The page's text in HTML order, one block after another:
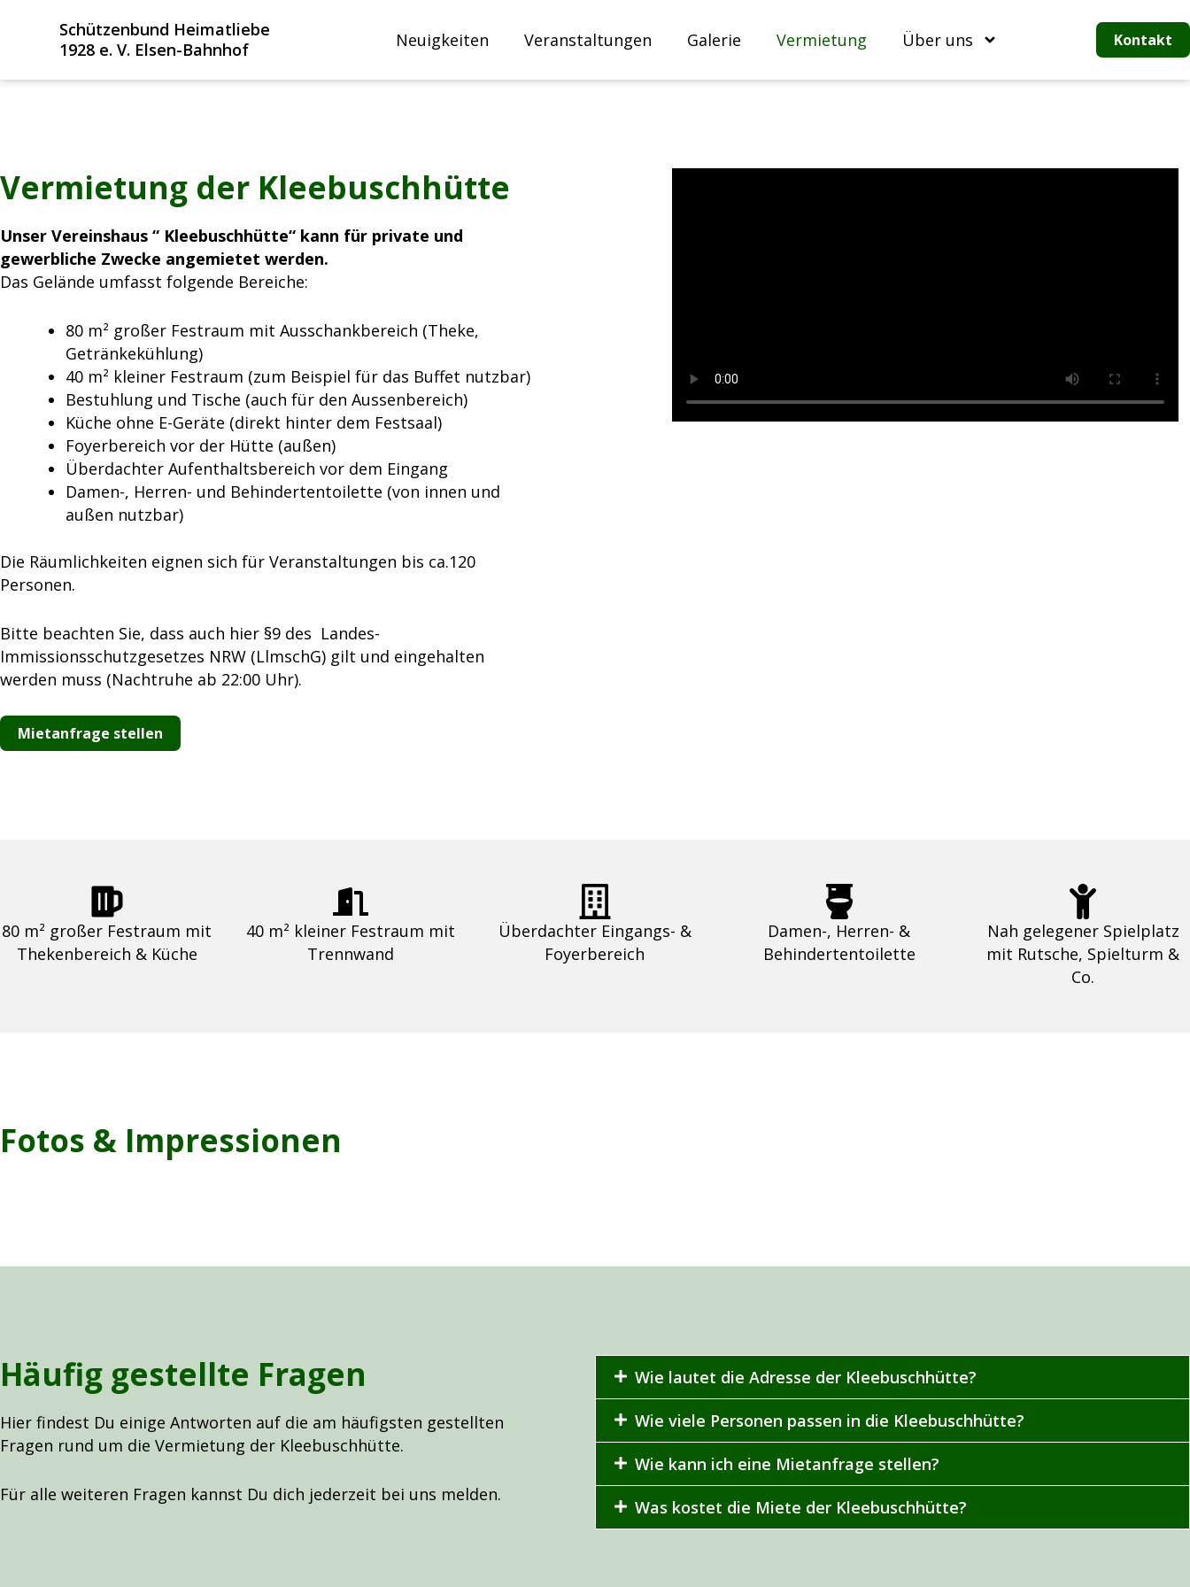
Schützenbund Heimatliebe
1928 e. V. Elsen-Bahnhof
Neuigkeiten Veranstaltungen Galerie Vermietung Über uns Kontakt
Vermietung der Kleebuschhütte
Unser Vereinshaus “ Kleebuschhütte“ kann für private und
gewerbliche Zwecke angemietet werden.
Das Gelände umfasst folgende Bereiche:
80 m² großer Festraum mit Ausschankbereich (Theke,
Getränkekühlung)
40 m² kleiner Festraum (zum Beispiel für das Buffet nutzbar)
Bestuhlung und Tische (auch für den Aussenbereich)
Küche ohne E-Geräte (direkt hinter dem Festsaal)
Foyerbereich vor der Hütte (außen)
Überdachter Aufenthaltsbereich vor dem Eingang
Damen-, Herren- und Behindertentoilette (von innen und
außen nutzbar)
Die Räumlichkeiten eignen sich für Veranstaltungen bis ca.120
Personen.
Bitte beachten Sie, dass auch hier §9 des Landes-
Immissionsschutzgesetzes NRW (LlmschG) gilt und eingehalten
werden muss (Nachtruhe ab 22:00 Uhr).
Mietanfrage stellen
80 m² großer Festraum mit
Thekenbereich & Küche
40 m² kleiner Festraum mit
Trennwand
Überdachter Eingangs- &
Foyerbereich
Damen-, Herren- &
Behindertentoilette
Nah gelegener Spielplatz
mit Rutsche, Spielturm &
Co.
Fotos & Impressionen
Häufig gestellte Fragen
Hier findest Du einige Antworten auf die am häufigsten gestellten
Fragen rund um die Vermietung der Kleebuschhütte.
Für alle weiteren Fragen kannst Du dich jederzeit bei uns melden.
Wie lautet die Adresse der Kleebuschhütte?
Wie viele Personen passen in die Kleebuschhütte?
Wie kann ich eine Mietanfrage stellen?
Was kostet die Miete der Kleebuschhütte?